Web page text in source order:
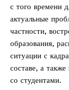
с того времени
актуальные
частности,
образования,
ситуации с
составе, а
со студентами.